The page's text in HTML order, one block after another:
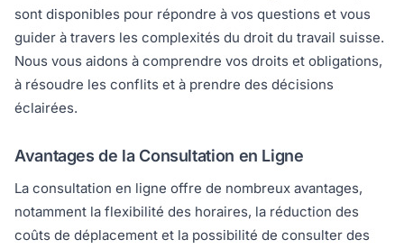
sont disponibles pour répondre à vos questions et vous
guider à travers les complexités du droit du travail suisse.
Nous vous aidons à comprendre vos droits et obligations,
à résoudre les conflits et à prendre des décisions
éclairées.
Avantages de la Consultation en Ligne
La consultation en ligne offre de nombreux avantages,
notamment la flexibilité des horaires, la réduction des
coûts de déplacement et la possibilité de consulter des